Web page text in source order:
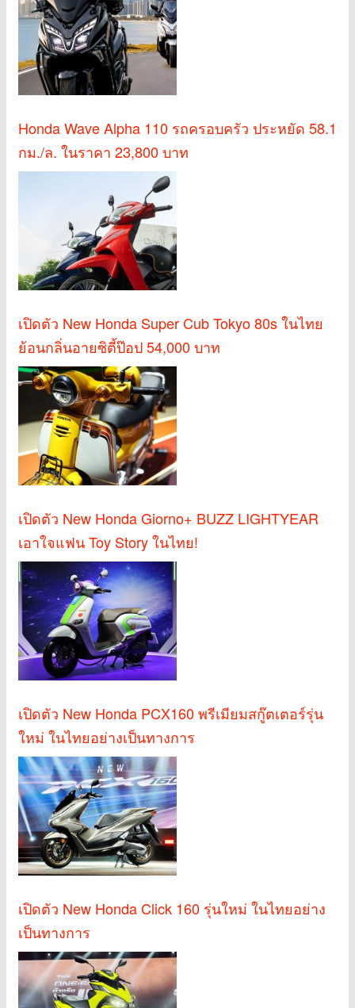
Honda Wave Alpha 110 รถครอบครัว ประหยัด 58.1
กม./ล. ในราคา 23,800 บาท
เปิดตัว New Honda Super Cub Tokyo 80s ในไทย
ย้อนกลิ่นอายซิตี้ป๊อป 54,000 บาท
เปิดตัว New Honda Giorno+ BUZZ LIGHTYEAR
เอาใจแฟน Toy Story ในไทย!
เปิดตัว New Honda PCX160 พรีเมียมสกู๊ตเตอร์รุ่น
ใหม่ ในไทยอย่างเป็นทางการ
เปิดตัว New Honda Click 160 รุ่นใหม่ ในไทยอย่าง
เป็นทางการ